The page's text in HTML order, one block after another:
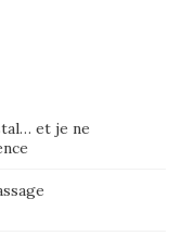
et je ne